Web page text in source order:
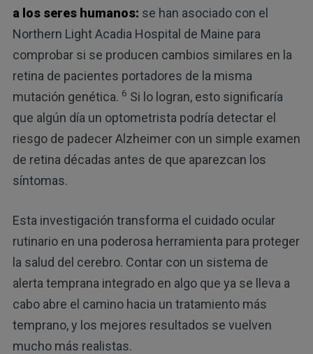
a los seres humanos: se han asociado con el
Northern Light Acadia Hospital de Maine para
comprobar si se producen cambios similares en la
retina de pacientes portadores de la misma
mutación genética. 6 Si lo logran, esto significaría
que algún día un optometrista podría detectar el
riesgo de padecer Alzheimer con un simple examen
de retina décadas antes de que aparezcan los
síntomas.
Esta investigación transforma el cuidado ocular
rutinario en una poderosa herramienta para proteger
la salud del cerebro. Contar con un sistema de
alerta temprana integrado en algo que ya se lleva a
cabo abre el camino hacia un tratamiento más
temprano, y los mejores resultados se vuelven
mucho más realistas.